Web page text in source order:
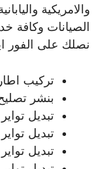
والامريكية
الصيانات
نصلك على الفور
تركيب
بنشر
تبديل
تبديل
تبديل